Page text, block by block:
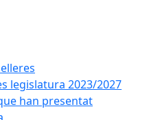
legislatura 2023/2027
han presentat